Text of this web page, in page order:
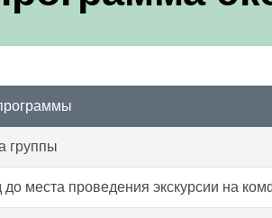
группы
места проведения экскурсии на